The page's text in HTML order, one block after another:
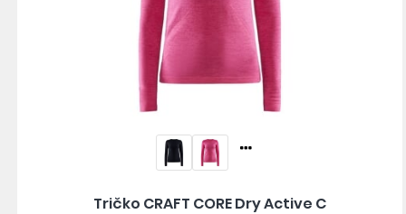
Tričko CRAFT CORE Dry Active C